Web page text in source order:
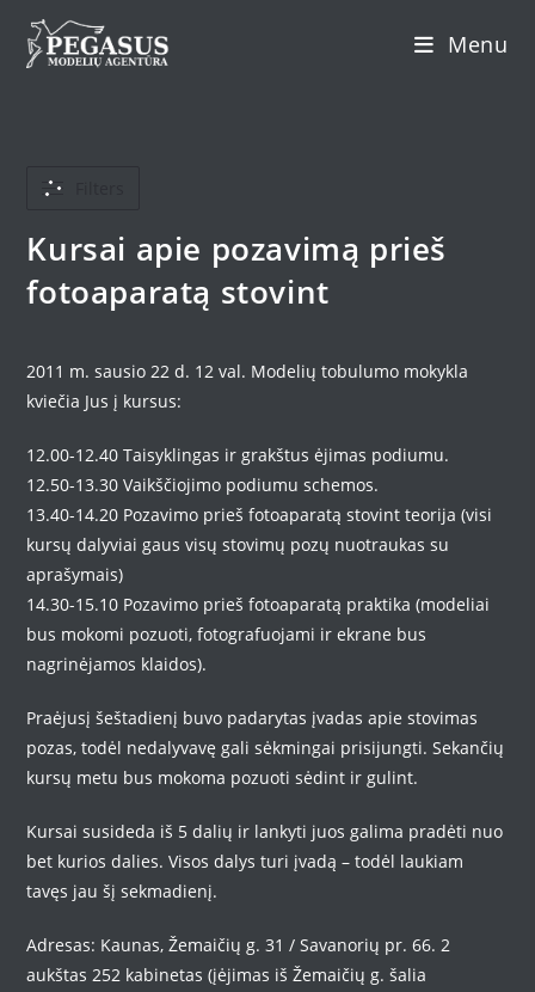
content
Menu
Kursai apie pozavimą prieš
fotoaparatą stovint
2011 m. sausio 22 d. 12 val. Modelių tobulumo mokykla
kviečia Jus į kursus:
12.00-12.40 Taisyklingas ir grakštus ėjimas podiumu.
12.50-13.30 Vaikščiojimo podiumu schemos.
13.40-14.20 Pozavimo prieš fotoaparatą stovint teorija (visi
kursų dalyviai gaus visų stovimų pozų nuotraukas su
aprašymais)
14.30-15.10 Pozavimo prieš fotoaparatą praktika (modeliai
bus mokomi pozuoti, fotografuojami ir ekrane bus
nagrinėjamos klaidos).
Praėjusį šeštadienį buvo padarytas įvadas apie stovimas
pozas, todėl nedalyvavę gali sėkmingai prisijungti. Sekančių
kursų metu bus mokoma pozuoti sėdint ir gulint.
Kursai susideda iš 5 dalių ir lankyti juos galima pradėti nuo
bet kurios dalies. Visos dalys turi įvadą – todėl laukiam
tavęs jau šį sekmadienį.
Adresas: Kaunas, Žemaičių g. 31 / Savanorių pr. 66. 2
aukštas 252 kabinetas (įėjimas iš Žemaičių g. šalia